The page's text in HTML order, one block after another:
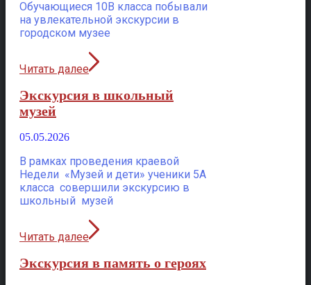
Обучающиеся 10В класса побывали
на увлекательной экскурсии в
городском музее
Читать далее
Экскурсия в школьный
музей
05.05.2026
В рамках проведения краевой
Недели «Музей и дети» ученики 5А
класса совершили экскурсию в
школьный музей
Читать далее
Экскурсия в память о героях